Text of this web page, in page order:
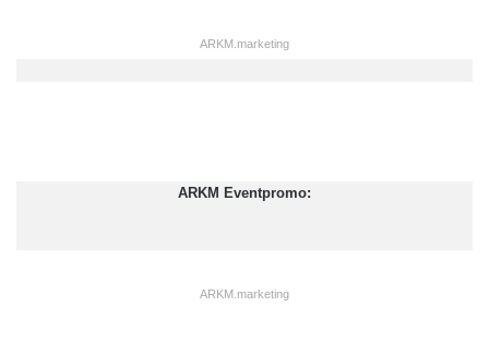
ARKM.marketing
ARKM Eventpromo:
ARKM.marketing